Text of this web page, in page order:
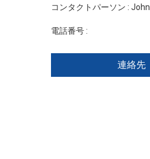
コンタクトパーソン : John
電話番号 :
連絡先